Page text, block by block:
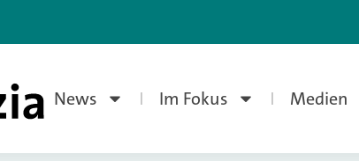
News Im Fokus Medien